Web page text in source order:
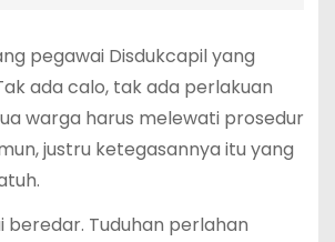
pegawai Disdukcapil yang
ada calo, tak ada perlakuan
warga harus melewati prosedur
justru ketegasannya itu yang
beredar. Tuduhan perlahan